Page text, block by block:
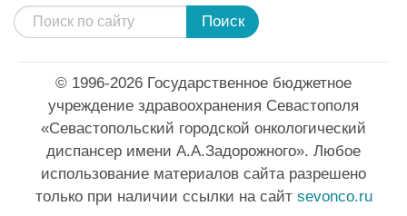
Поиск
© 1996-2026 Государственное бюджетное
учреждение здравоохранения Севастополя
«Севастопольский городской онкологический
диспансер имени А.А.Задорожного». Любое
использование материалов сайта разрешено
только при наличии ссылки на сайт sevonco.ru